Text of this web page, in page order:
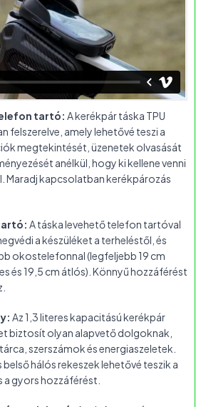
tartó: A kerékpár táska TPU
felszerelve, amely lehetővé teszi a
megtekintését, üzenetek olvasását
anélkül, hogy ki kellene venni
Maradj kapcsolatban kerékpározás
A táska levehető telefon tartóval
a készüléket a terheléstől, és
okostelefonnal (legfeljebb 19 cm
és 19,5 cm átlós). Könnyű hozzáférést
Az 1,3 literes kapacitású kerékpár
biztosít olyan alapvető dolgoknak,
szerszámok és energiaszeletek.
belső hálós rekeszek lehetővé teszik a
gyors hozzáférést.